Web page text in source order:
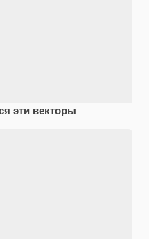
эти векторы